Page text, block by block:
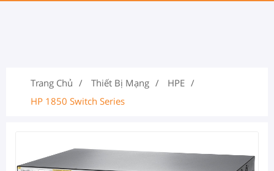
Trang Chủ Thiết Bị Mạng
HPE
HP 1850 Switch Series